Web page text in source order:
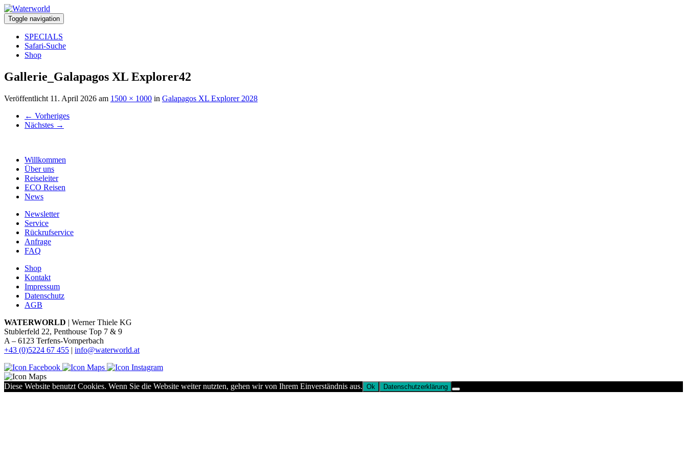
Toggle navigation
SPECIALS
Safari-Suche
Shop
Gallerie_Galapagos XL Explorer42
Veröffentlicht 11. April 2026 am 1500 × 1000 in Galapagos XL Explorer 2028
← Vorheriges
Nächstes →
Willkommen
Über uns
Reiseleiter
ECO Reisen
News
Newsletter
Service
Rückrufservice
Anfrage
FAQ
Shop
Kontakt
Impressum
Datenschutz
AGB
WATERWORLD | Werner Thiele KG
Stublerfeld 22, Penthouse Top 7 & 9
A – 6123 Terfens-Vomperbach
+43 (0)5224 67 455 | info@waterworld.at
Diese Website benutzt Cookies. Wenn Sie die Website weiter nutzten, gehen wir von Ihrem Einverständnis aus. Ok Datenschutzerklärung